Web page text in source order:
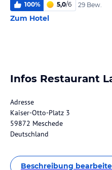
100% 5,0/6 29 Bew.
Zum Hotel
Infos Restaurant
Adresse
Kaiser-Otto-Platz 3
59872 Meschede
Deutschland
Beschreibung